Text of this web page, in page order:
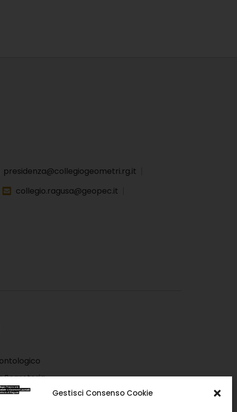
Gestisci Consenso Cookie
presidenza@collegiogeometri.rg.it
collegio.ragusa@geopec.it
Segreteria